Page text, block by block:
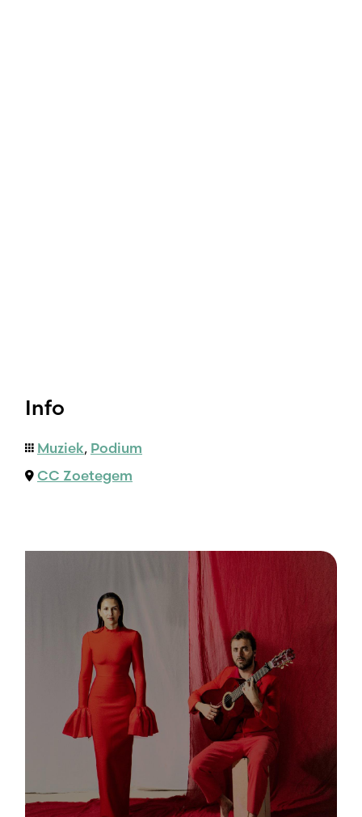
Info
Muziek, Podium
CC Zoetegem